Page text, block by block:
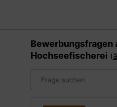
Bewerbungsfragen
Hochseefischerei (